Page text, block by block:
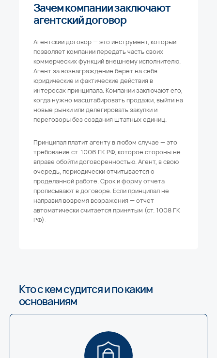
Агентский договор — это инструмент, который
позволяет компании передать часть своих
коммерческих функций внешнему исполнителю.
Агент за вознаграждение берет на себя
юридические и фактические действия в
интересах принципала. Компании заключают его,
когда нужно масштабировать продажи, выйти на
новые рынки или делегировать закупки и
переговоры без создания штатных единиц.
Зачем компании заключают
агентский договор
Принципал платит агенту в любом случае — это
требование ст. 1006 ГК РФ, которое стороны не
вправе обойти договоренностью. Агент, в свою
очередь, периодически отчитывается о
проделанной работе. Срок и форму отчета
прописывают в договоре. Если принципал не
направил вовремя возражения — отчет
автоматически считается принятым (ст. 1008 ГК
РФ).
Кто с кем судится и по каким
основаниям